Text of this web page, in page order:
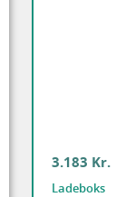
3.183 Kr.
Ladeboks